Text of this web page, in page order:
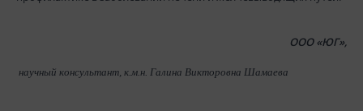
ООО «ЮГ»,
научный консультант, к.м.н. Галина Викторовна Шамаева